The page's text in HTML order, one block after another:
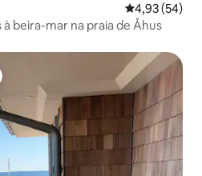
4,93 de uma
4,93 (54)
beira-mar na praia de Åhus